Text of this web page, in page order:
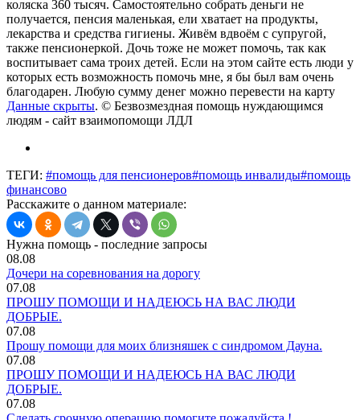
коляска 360 тысяч. Самостоятельно собрать деньги не
получается, пенсия маленькая, ели хватает на продукты,
лекарства и средства гигиены. Живём вдвоём с супругой,
также пенсионеркой. Дочь тоже не может помочь, так как
воспитывает сама троих детей. Если на этом сайте есть люди у
которых есть возможность помочь мне, я бы был вам очень
благодарен. Любую сумму денег можно перевести на карту
Данные скрыты. © Безвозмездная помощь нуждающимся
людям - сайт взаимопомощи ЛДЛ
ТЕГИ: #помощь для пенсионеров#помощь инвалиды#помощь
финансово
Расскажите о данном материале:
Нужна помощь - последние запросы
08.08
Дочери на соревнования на дорогу
07.08
ПРОШУ ПОМОЩИ И НАДЕЮСЬ НА ВАС ЛЮДИ
ДОБРЫЕ.
07.08
Прошу помощи для моих близняшек с синдромом Дауна.
07.08
ПРОШУ ПОМОЩИ И НАДЕЮСЬ НА ВАС ЛЮДИ
ДОБРЫЕ.
07.08